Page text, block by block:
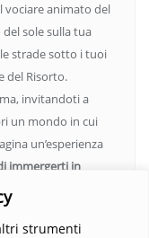
strumenti
vociare animato del
sole sulla tua
strade sotto i tuoi
del Risorto.
invitandoti a
un mondo in cui
un’esperienza
immergerti in
e lascia che la